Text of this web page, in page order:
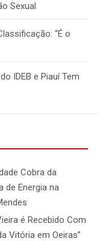
Sexual
“É o
IDEB e Piauí Tem
Cobra da
de Energia na
é Recebido Com
Vitória em Oeiras”